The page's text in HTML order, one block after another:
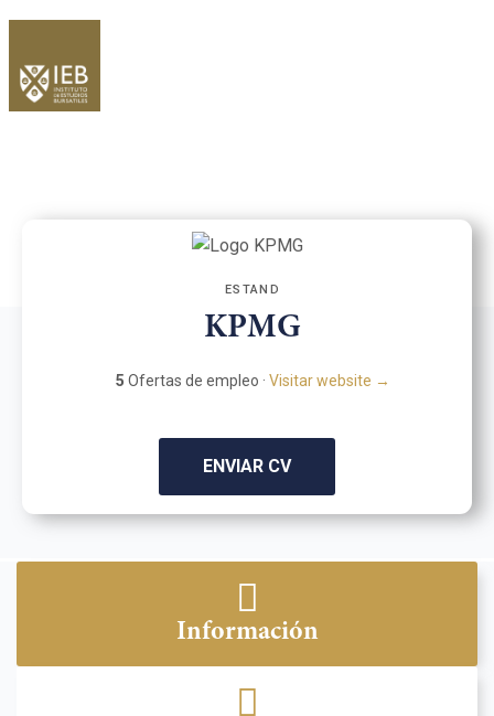
ESTAND
KPMG
5 Ofertas de empleo · Visitar website →
ENVIAR CV
Información